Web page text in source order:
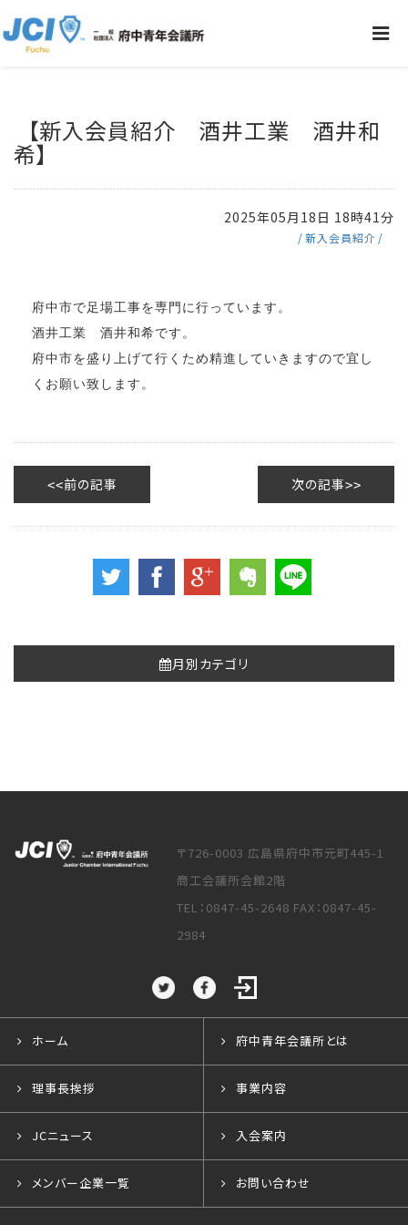
【新入会員紹介 酒井工業 酒井和
希】
2025年05月18日 18時41分
新入会員紹介
府中市で足場工事を専門に行っています。
酒井工業 酒井和希です。
府中市を盛り上げて行くため精進していきますので宜し
くお願い致します。
前の記事 次の記事
月別カテゴリ
〒726-0003 広島県府中市元町445-1
商工会議所会館2階
TEL：0847-45-2648 FAX：0847-45-
2984
ホーム 府中青年会議所とは
理事長挨拶 事業内容
JCニュース 入会案内
メンバー企業一覧 お問い合わせ